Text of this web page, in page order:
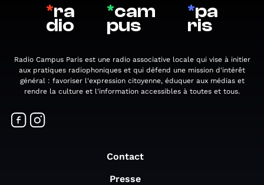
*ra
dio
*cam
pus
*pa
ris
Radio Campus Paris est une radio associative locale qui vise à initier
aux pratiques radiophoniques et qui défend une mission d'intérêt
général : favoriser l'expression citoyenne, éduquer aux médias et
rendre la culture et l'information accessibles à toutes et tous.
Contact
Presse